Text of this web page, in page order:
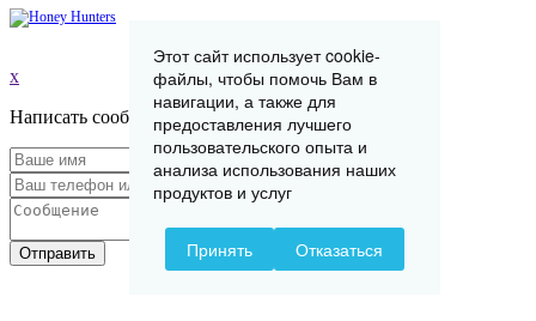
x
Написать сообщение
Отправить
Этот сайт использует cookie-
файлы, чтобы помочь Вам в
навигации, а также для
предоставления лучшего
пользовательского опыта и
анализа использования наших
продуктов и услуг
Принять Отказаться